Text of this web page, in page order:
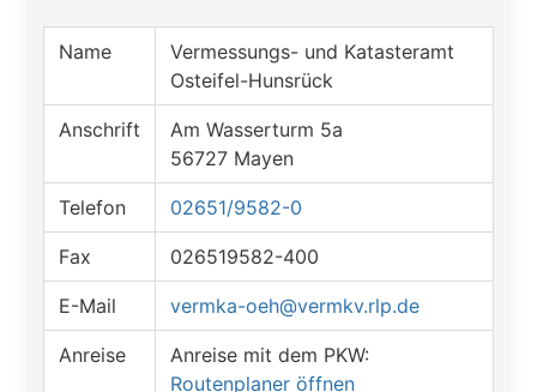
Name
Vermessungs- und Katasteramt
Osteifel-Hunsrück
Anschrift
Am Wasserturm 5a
56727 Mayen
Telefon 02651/9582-0
Fax 026519582-400
E-Mail vermka-oeh@vermkv.rlp.de
Anreise
Anreise mit dem PKW:
Routenplaner öffnen